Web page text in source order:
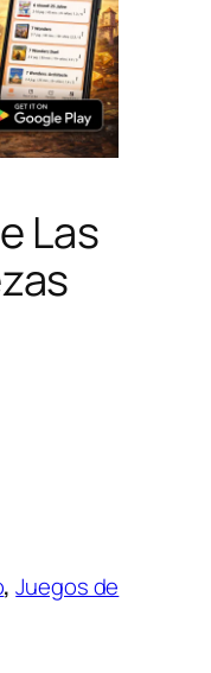
Las
, Juegos de